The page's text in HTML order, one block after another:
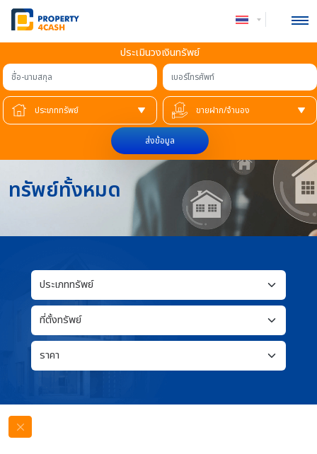
ประเมินวงเงินทรัพย์
ชื่อ-นามสกุล
เบอร์โทรศัพท์
ส่งข้อมูล
ทรัพย์ทั้งหมด